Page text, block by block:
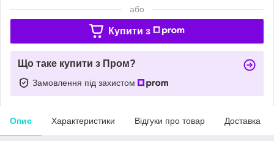
або
Купити з
Що таке купити з Пром?
Замовлення під захистом
Опис Характеристики Відгуки про товар Доставка